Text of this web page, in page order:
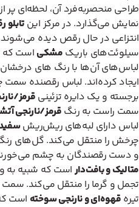
طراحی منحصربه‌فرد آن، لحظه‌ای پر
نمایش می‌گذارد. در مرکز این
انتزاعی در حال رقص دیده
سیلوئت‌های باریک مشکی است که
لباس‌های آن‌ها با رنگ های درخشان
ایجاد کرده‌اند. لباس رقصنده
برجسته و یک دایره تزئینیقرمز/
سمت راست به رنگ قرمز/نارنجی
لباس دارای لبه‌های ریش‌ریش
چرخش را منتقل می‌کند. گل‌های
و دست رقصندگان به چشم
متالیک و بافت‌دار است که شبیه به
تجمل و گرما را منتقل می‌کند.
تیره قهوه‌ای و نارنجی سوخته است